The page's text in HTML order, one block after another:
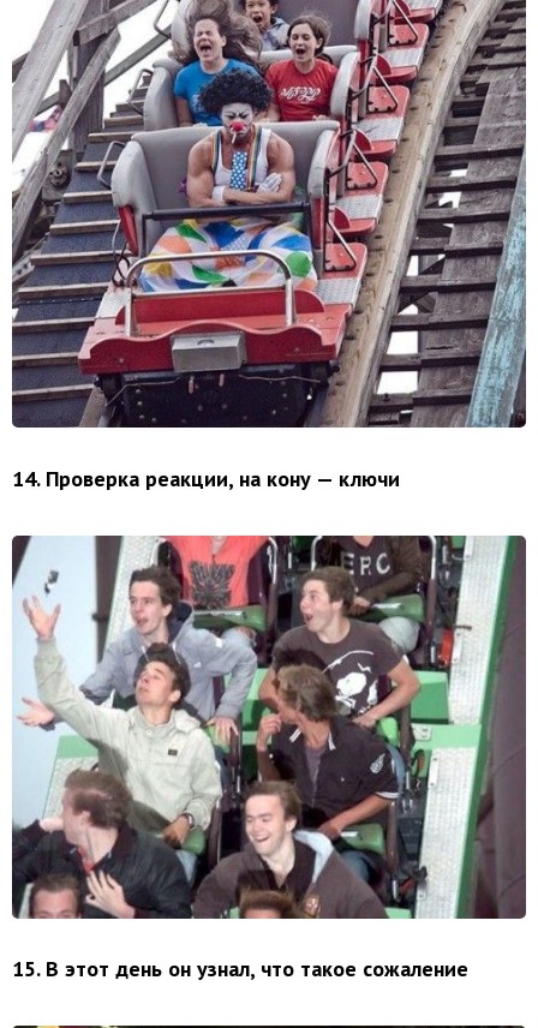
14. Проверка реакции, на кону — ключи
15. В этот день он узнал, что такое сожаление